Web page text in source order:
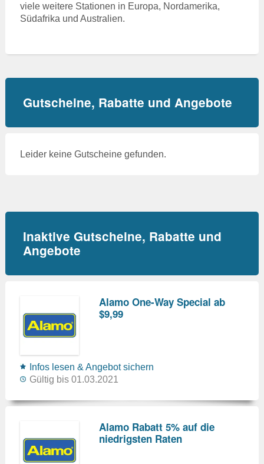
viele weitere Stationen in Europa, Nordamerika,
Südafrika und Australien.
Gutscheine, Rabatte und Angebote
Leider keine Gutscheine gefunden.
Inaktive Gutscheine, Rabatte und
Angebote
Alamo One-Way Special ab
$9,99
Infos lesen & Angebot sichern
Gültig bis 01.03.2021
Alamo Rabatt 5% auf die
niedrigsten Raten